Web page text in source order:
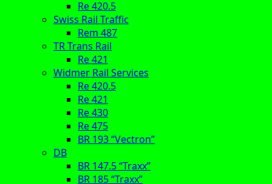
Re 420.5
Swiss Rail Traffic
Rem 487
TR Trans Rail
Re 421
Widmer Rail Services
Re 420.5
Re 421
Re 430
Re 475
BR 193 “Vectron”
DB
BR 147.5 “Traxx”
BR 185 “Traxx”